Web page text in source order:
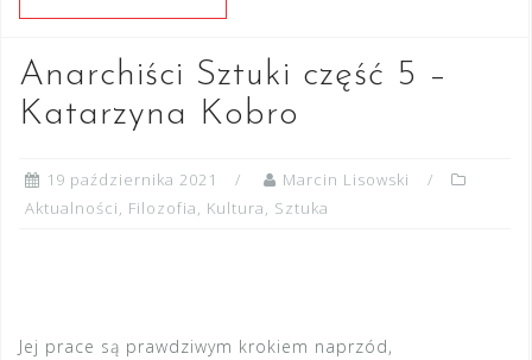
Anarchiści Sztuki część 5 –
Katarzyna Kobro
19 października 2021
Marcin Lisowski
Aktualności, Filozofia, Kultura, Sztuka
Jej prace są prawdziwym krokiem naprzód,